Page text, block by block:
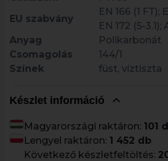
EU szabvány
EN 166 (1 FT);
EN 172 (5-3.1);
Anyag
Polikarbonát
Csomagolás
144/1
Színek
füst, víztiszta
Készlet információ
Magyarországi raktáron: 101
Lengyel raktáron: 1 452 db
Következő készletfeltöltés: